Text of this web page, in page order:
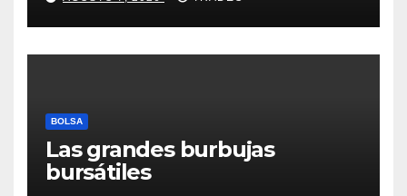
BOLSA
Las grandes burbujas
bursátiles